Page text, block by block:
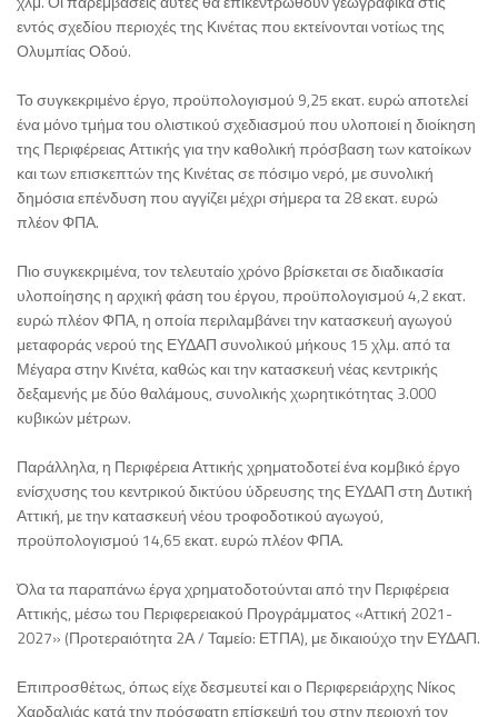
εντός σχεδίου περιοχές της Κινέτας που εκτείνονται νοτίως της
Ολυμπίας Οδού.
Το συγκεκριμένο έργο, προϋπολογισμού 9,25 εκατ. ευρώ αποτελεί
ένα μόνο τμήμα του ολιστικού σχεδιασμού που υλοποιεί η διοίκηση
της Περιφέρειας Αττικής για την καθολική πρόσβαση των κατοίκων
και των επισκεπτών της Κινέτας σε πόσιμο νερό, με συνολική
δημόσια επένδυση που αγγίζει μέχρι σήμερα τα 28 εκατ. ευρώ
πλέον ΦΠΑ.
Πιο συγκεκριμένα, τον τελευταίο χρόνο βρίσκεται σε διαδικασία
υλοποίησης η αρχική φάση του έργου, προϋπολογισμού 4,2 εκατ.
ευρώ πλέον ΦΠΑ, η οποία περιλαμβάνει την κατασκευή αγωγού
μεταφοράς νερού της ΕΥΔΑΠ συνολικού μήκους 15 χλμ. από τα
Μέγαρα στην Κινέτα, καθώς και την κατασκευή νέας κεντρικής
δεξαμενής με δύο θαλάμους, συνολικής χωρητικότητας 3.000
κυβικών μέτρων.
Παράλληλα, η Περιφέρεια Αττικής χρηματοδοτεί ένα κομβικό έργο
ενίσχυσης του κεντρικού δικτύου ύδρευσης της ΕΥΔΑΠ στη Δυτική
Αττική, με την κατασκευή νέου τροφοδοτικού αγωγού,
προϋπολογισμού 14,65 εκατ. ευρώ πλέον ΦΠΑ.
Όλα τα παραπάνω έργα χρηματοδοτούνται από την Περιφέρεια
Αττικής, μέσω του Περιφερειακού Προγράμματος «Αττική 2021-
2027» (Προτεραιότητα 2Α / Ταμείο: ΕΤΠΑ), με δικαιούχο την ΕΥΔΑΠ.
Επιπροσθέτως, όπως είχε δεσμευτεί και ο Περιφερειάρχης Νίκος
Χαρδαλιάς κατά την πρόσφατη επίσκεψή του στην περιοχή τον